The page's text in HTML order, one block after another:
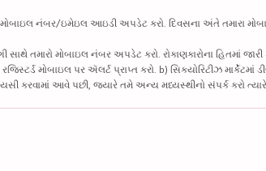
મોબાઇલ નંબર/ઇમેઇલ આઇડી અપડેટ કરો. દિવસના અંતે તમારા
તમારો મોબાઇલ નંબર અપડેટ કરો. રોકાણકારોના હિતમાં
મોબાઇલ પર ઍલર્ટ પ્રાપ્ત કરો. b) સિક્યોરિટીઝ માર્કેટમાં
કરવામાં આવે પછી, જ્યારે તમે અન્ય મધ્યસ્થીનો સંપર્ક કરો ત્યારે